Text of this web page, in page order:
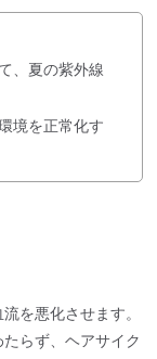
、夏の紫外線
境を正常化す
を悪化させます。
らず、ヘアサイク